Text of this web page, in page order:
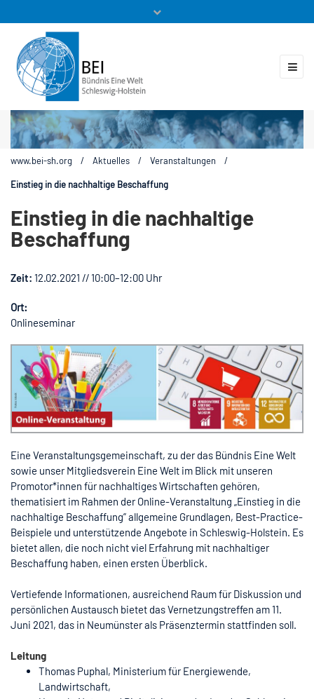
Mitglieder
www.bei-sh.org / Aktuelles / Veranstaltungen /
Einstieg in die nachhaltige Beschaffung
Einstieg in die nachhaltige
Beschaffung
Zeit: 12.02.2021 // 10:00–12:00 Uhr
Ort:
Onlineseminar
Eine Veranstaltungsgemeinschaft, zu der das Bündnis Eine Welt
sowie unser Mitgliedsverein Eine Welt im Blick mit unseren
Promotor*innen für nachhaltiges Wirtschaften gehören,
thematisiert im Rahmen der Online-Veranstaltung „Einstieg in die
nachhaltige Beschaffung” allgemeine Grundlagen, Best-Practice-
Beispiele und unterstützende Angebote in Schleswig-Holstein. Es
bietet allen, die noch nicht viel Erfahrung mit nachhaltiger
Beschaffung haben, einen ersten Überblick.
Vertiefende Informationen, ausreichend Raum für Diskussion und
persönlichen Austausch bietet das Vernetzungstreffen am 11.
Juni 2021, das in Neumünster als Präsenztermin stattfinden soll.
Leitung
Thomas Puphal, Ministerium für Energiewende,
Landwirtschaft,